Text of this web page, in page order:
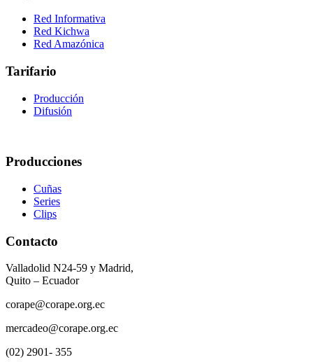
Red Informativa
Red Kichwa
Red Amazónica
Tarifario
Producción
Difusión
Producciones
Cuñas
Series
Clips
Contacto
Valladolid N24-59 y Madrid,
Quito – Ecuador
corape@corape.org.ec
mercadeo@corape.org.ec
(02) 2901- 355